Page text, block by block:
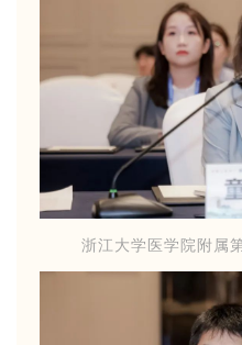
浙江大学医学院附属